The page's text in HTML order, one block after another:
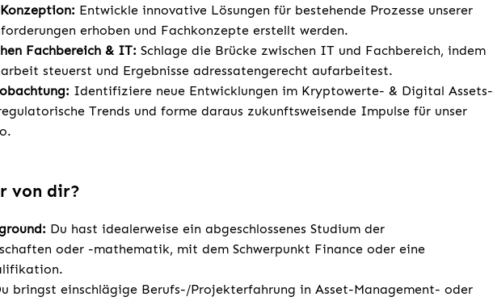
Entwickle innovative Lösungen für bestehende Prozesse unserer
erhoben und Fachkonzepte erstellt werden.
Fachbereich & IT: Schlage die Brücke zwischen IT und Fachbereich, indem
steuerst und Ergebnisse adressatengerecht aufarbeitest.
Identifiziere neue Entwicklungen im Kryptowerte- & Digital Assets-
Trends und forme daraus zukunftsweisende Impulse für unser
von dir?
Du hast idealerweise ein abgeschlossenes Studium der
oder -mathematik, mit dem Schwerpunkt Finance oder eine
bringst einschlägige Berufs-/Projekterfahrung in Asset-Management- oder